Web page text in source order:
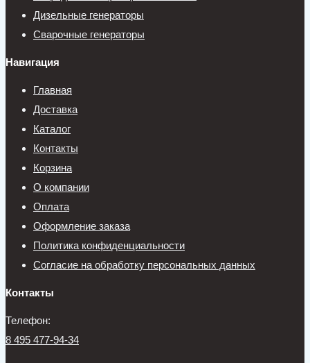
Дизельные генераторы
Сварочные генераторы
Навигация
Главная
Доставка
Каталог
Контакты
Корзина
О компании
Оплата
Оформление заказа
Политика конфиденциальности
Согласие на обработку персональных данных
Контакты
Телефон:
8 495 477-94-34